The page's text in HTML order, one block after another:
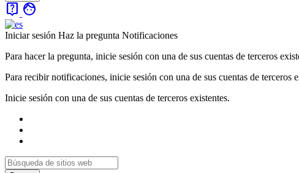
live_help face
Iniciar sesión Haz la pregunta Notificaciones
Para hacer la pregunta, inicie sesión con una de sus cuentas de terceros
Para recibir notificaciones, inicie sesión con una de sus cuentas de terceros
Inicie sesión con una de sus cuentas de terceros existentes.